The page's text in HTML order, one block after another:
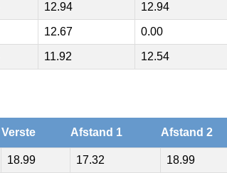
12.94 12.94
12.67 0.00
11.92 12.54
Verste Afstand 1 Afstand 2
18.99 17.32 18.99